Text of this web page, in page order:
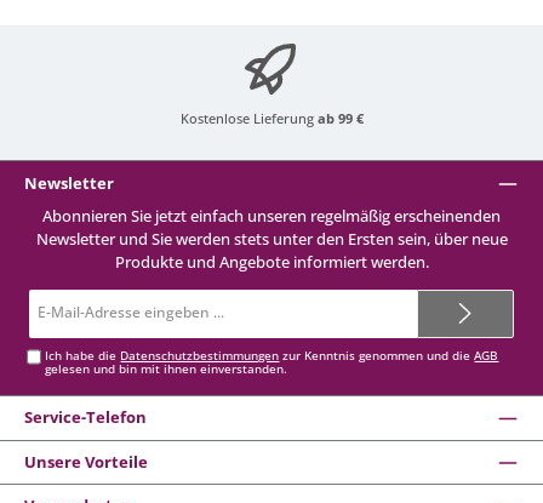
Kostenlose Lieferung ab 99 €
Newsletter
Abonnieren Sie jetzt einfach unseren regelmäßig erscheinenden
Newsletter und Sie werden stets unter den Ersten sein, über neue
Produkte und Angebote informiert werden.
Mail-
Ich habe die Datenschutzbestimmungen zur Kenntnis genommen und dieAGB
gelesen und bin mit ihnen einverstanden.
Service-Telefon
Unsere Vorteile